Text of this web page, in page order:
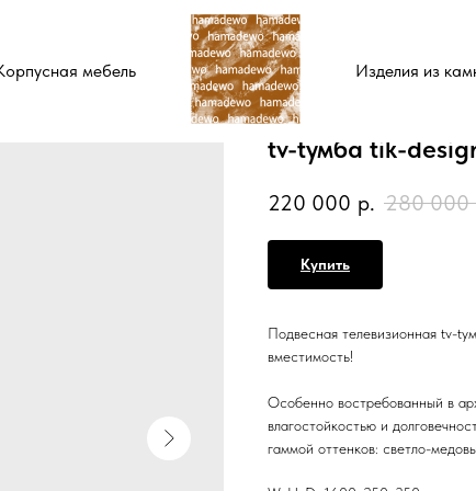
мебель Изделия из
tv-tумба tik-
220 000 р. 280 000
Купить
Подвесная телевизионная tv-
вместимость!
Особенно востребованный в
влагостойкостью и
гаммой оттенков: светло-